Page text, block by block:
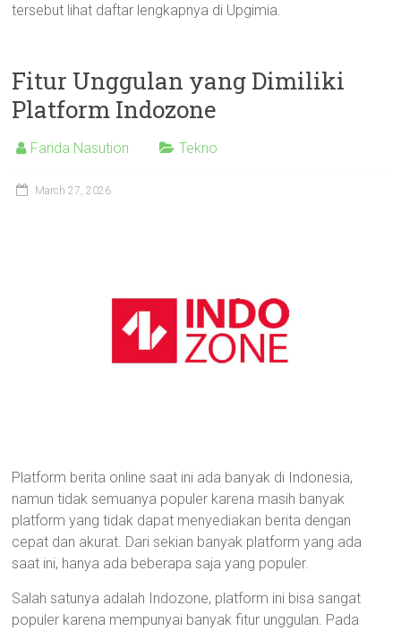
tersebut lihat daftar lengkapnya di Upgimia.
Fitur Unggulan yang Dimiliki
Platform Indozone
Farida Nasution Tekno
March 27, 2026
Platform berita online saat ini ada banyak di Indonesia,
namun tidak semuanya populer karena masih banyak
platform yang tidak dapat menyediakan berita dengan
cepat dan akurat. Dari sekian banyak platform yang ada
saat ini, hanya ada beberapa saja yang populer.
Salah satunya adalah Indozone, platform ini bisa sangat
populer karena mempunyai banyak fitur unggulan. Pada